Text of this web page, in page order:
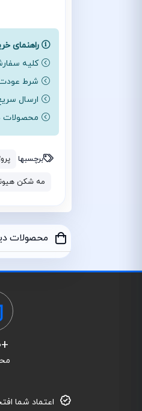
راهنمای
کلیه سفارشات تا 24
شرط عودت
ارسال
محصولات
برچسبها
مه شکن هیوندای
محصولات
+5000
اعتماد شما